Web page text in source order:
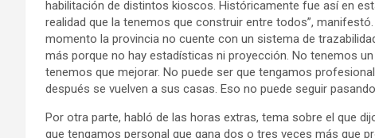
habilitación de distintos kioscos. Históricamente fue así en
realidad que la tenemos que construir entre todos”,
momento la provincia no cuente con un sistema de
más porque no hay estadísticas ni proyección. No tenemos
tenemos que mejorar. No puede ser que tengamos
después se vuelven a sus casas. Eso no puede seguir
Por otra parte, habló de las horas extras, tema sobre el que
que tengamos personal que gana dos o tres veces más que